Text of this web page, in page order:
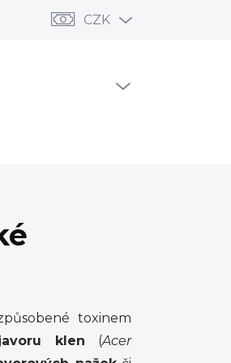
osobních údajů
CZK
toxinem
klen (Acer